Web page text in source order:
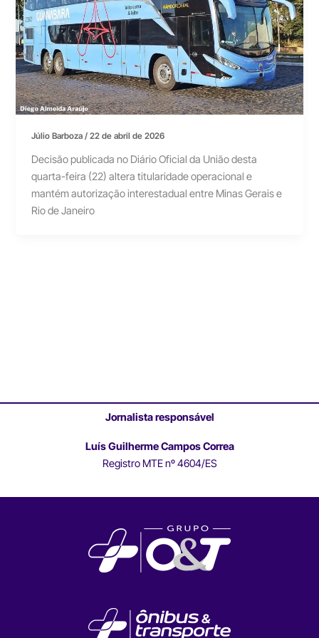
Júlio Barboza/22 de abril de 2026
Decisão publicada no Diário Oficial da União desta
quarta-feira (22) altera titularidade operacional e
mantém autorização interestadual entre Minas Gerais e
Rio de Janeiro
Jornalista responsável
Luís Guilherme Campos Correa
Registro MTE nº 4604/ES